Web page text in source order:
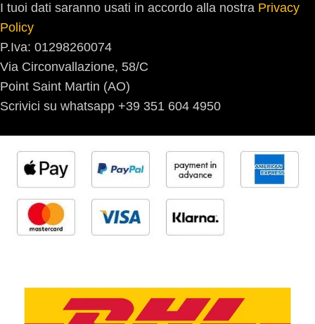
I tuoi dati saranno usati in accordo alla nostra Privacy
Policy
P.Iva: 01298260074
Via Circonvallazione, 58/C
Point Saint Martin (AO)
Scrivici su whatsapp +39 351 604 4950